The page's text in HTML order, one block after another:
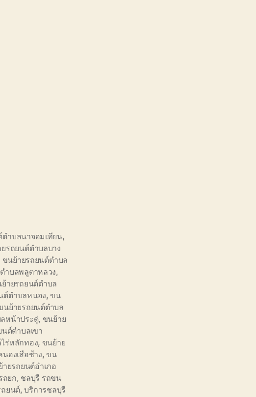
ำบลนาจอมเทียน,
รถยนต์ตำบลบาง
ขนย้ายรถยนต์ตำบล
ำบลพลูตาหลวง,
ายรถยนต์ตำบล
ต์ตำบลหนอง, ขน
นย้ายรถยนต์ตำบล
หน้าประดู่, ขนย้าย
ต์ตำบลเขา
ร่หลักทอง, ขนย้าย
องเสือช้าง, ขน
ายรถยนต์อำเภอ
ถยก, ชลบุรี รถขน
ยนต์,บริการชลบุรี